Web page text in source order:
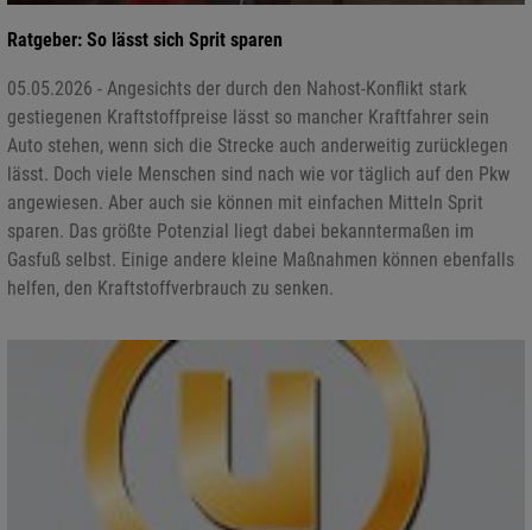
Ratgeber: So lässt sich Sprit sparen
05.05.2026 - Angesichts der durch den Nahost-Konflikt stark
gestiegenen Kraftstoffpreise lässt so mancher Kraftfahrer sein
Auto stehen, wenn sich die Strecke auch anderweitig zurücklegen
lässt. Doch viele Menschen sind nach wie vor täglich auf den Pkw
angewiesen. Aber auch sie können mit einfachen Mitteln Sprit
sparen. Das größte Potenzial liegt dabei bekanntermaßen im
Gasfuß selbst. Einige andere kleine Maßnahmen können ebenfalls
helfen, den Kraftstoffverbrauch zu senken.